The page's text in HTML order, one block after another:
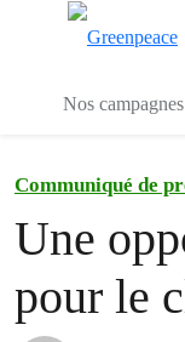
Nos campagnes
Communiqué de
Une
pour le